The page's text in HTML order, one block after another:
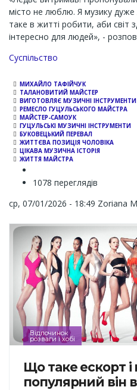
місто не люблю. Я музику
таке в житті робити, аби світ
інтересно для людей», -
Channel
Суспільство
МИХАЙЛО ТАФІЙЧУК
ТАЛАНОВИТИЙ МАЙСТЕР
ВИГОТОВЛЯЄ МУЗИЧНІ ІНСТРУМЕНТИ
РЕМЕСЛО ГУЦУЛЬСЬКОГО МАЙСТРА
МАЙСТЕР-САМОУК
ГУЦУЛЬСЬКІ МУЗИЧНІ ІНСТРУМЕНТИ
БУКОВЕЦЬКИЙ ПЕРЕВАЛ
ЖИТТЄВА ПОЗИЦІЯ ЧОЛОВІКА
ЦІКАВА МУЗИЧНА ІСТОРІЯ
ЖИТТЯ МАЙСТРА
1078 переглядів
ср, 07/01/2026 - 18:49 Zoriana
Відпочинок
розваги і хобі
Що таке ескорт і
популярний він в